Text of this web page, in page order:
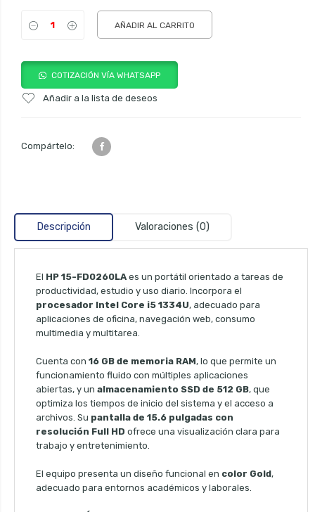
AÑADIR AL CARRITO
COTIZACIÓN VÍA WHATSAPP
Añadir a la lista de deseos
Compártelo:
Descripción Valoraciones (0)
El HP 15-FD0260LA es un portátil orientado a tareas de
productividad, estudio y uso diario. Incorpora el
procesador Intel Core i5 1334U, adecuado para
aplicaciones de oficina, navegación web, consumo
multimedia y multitarea.
Cuenta con 16 GB de memoria RAM, lo que permite un
funcionamiento fluido con múltiples aplicaciones
abiertas, y un almacenamiento SSD de 512 GB, que
optimiza los tiempos de inicio del sistema y el acceso a
archivos. Su pantalla de 15.6 pulgadas con
resolución Full HD ofrece una visualización clara para
trabajo y entretenimiento.
El equipo presenta un diseño funcional en color Gold,
adecuado para entornos académicos y laborales.